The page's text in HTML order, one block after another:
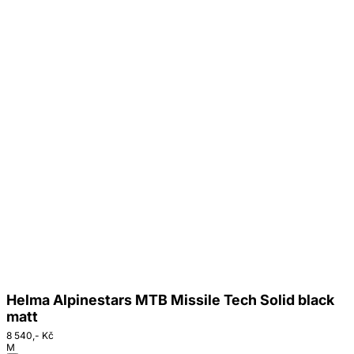
Helma Alpinestars MTB Missile Tech Solid black
matt
8 540,- Kč
M